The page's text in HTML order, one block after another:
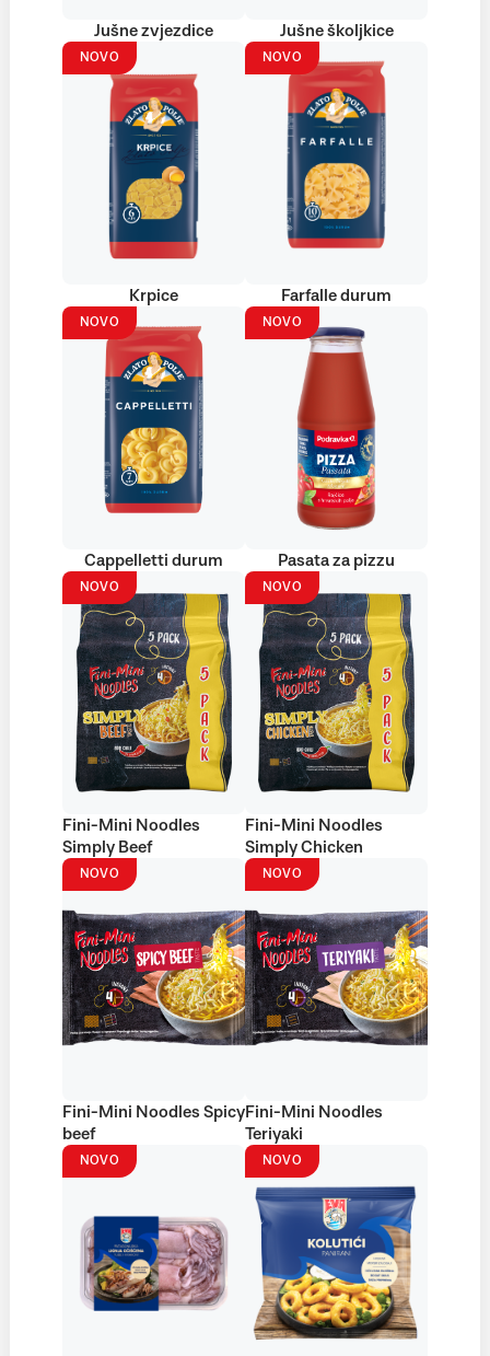
Jušne zvjezdice Jušne školjkice
NOVO
Krpice
NOVO
Farfalle durum
NOVO
Cappelletti durum
NOVO
Pasata za pizzu
NOVO
Fini-Mini Noodles
Simply Beef
NOVO
Fini-Mini Noodles
Simply Chicken
NOVO
Fini-Mini Noodles Spicy
beef
NOVO
Fini-Mini Noodles
Teriyaki
NOVO NOVO